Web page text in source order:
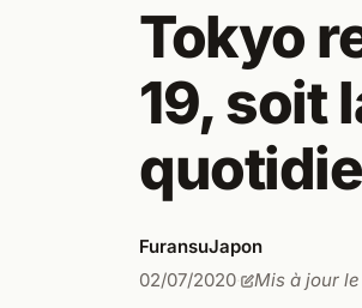
Tokyo
19, soit
FuransuJapon
02/07/2020· Mis à jour